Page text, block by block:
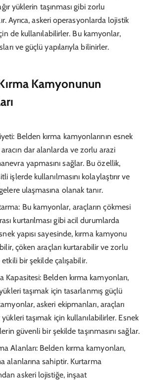
yüklerin taşınması gibi zorlu
Ayrıca, askeri operasyonlarda lojistik
de kullanılabilirler. Bu kamyonlar,
ve güçlü yapılarıyla bilinirler.
Kamyonunun
Belden kırma kamyonlarının esnek
dar alanlarda ve zorlu arazi
yapmasını sağlar. Bu özellik,
işlerde kullanılmasını kolaylaştırır ve
ulaşmasına olanak tanır.
Bu kamyonlar, araçların çökmesi
kurtarılması gibi acil durumlarda
yapısı sayesinde, kırma kamyonu
çöken araçları kurtarabilir ve zorlu
bir şekilde çalışabilir.
Kapasitesi: Belden kırma kamyonları,
taşımak için tasarlanmış güçlü
askeri ekipmanları, araçları
yükleri taşımak için kullanılabilirler. Esnek
güvenli bir şekilde taşınmasını sağlar.
Alanları: Belden kırma kamyonları,
alanlarına sahiptir. Kurtarma
askeri lojistiğe, inşaat